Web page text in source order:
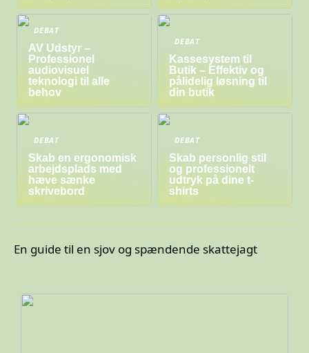
DEBAT
AV Udstyr –
Professionel
audiovisuel
teknologi til alle
behov
DEBAT
Kassesystem til
Butik – Effektiv og
pålidelig løsning til
din butik
DEBAT
Skab en ergonomisk
arbejdsplads med
hæve sænke
skrivebord
DEBAT
Skab personlig stil
og professionelt
udtryk på dine t-
shirts
En guide til en sjov og spændende skattejagt